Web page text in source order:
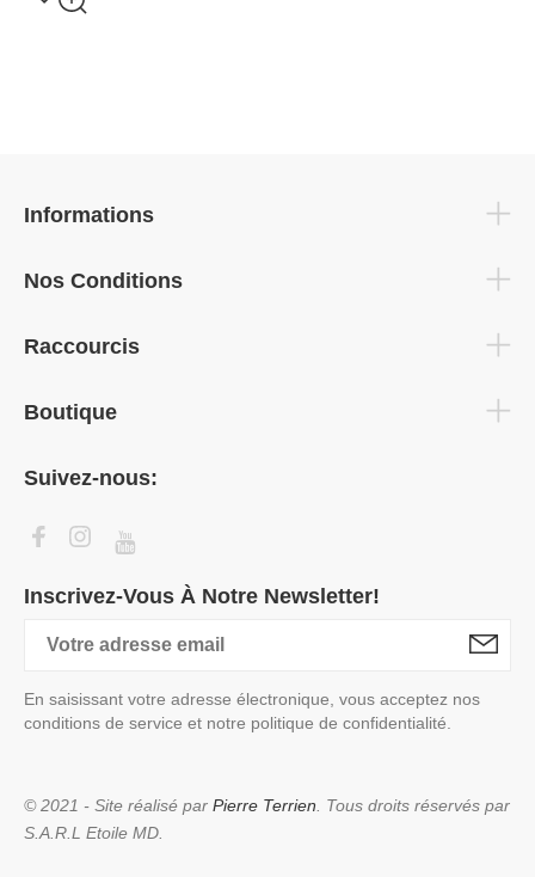
Informations
Nos Conditions
Raccourcis
Boutique
Suivez-nous:
Inscrivez-Vous À Notre Newsletter!
En saisissant votre adresse électronique, vous acceptez nos
conditions de service et notre politique de confidentialité.
© 2021 - Site réalisé par Pierre Terrien . Tous droits réservés par
S.A.R.L Etoile MD.